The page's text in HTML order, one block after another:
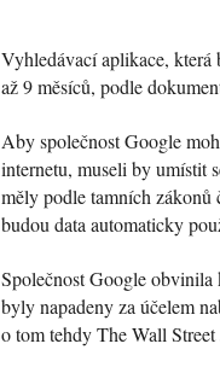
Vyhledávací aplikace, která
až 9 měsíců, podle
Aby společnost Google
internetu, museli by umístit
měly podle tamních zákonů
budou data automaticky
Společnost Google
byly napadeny za účelem
o tom tehdy The Wall